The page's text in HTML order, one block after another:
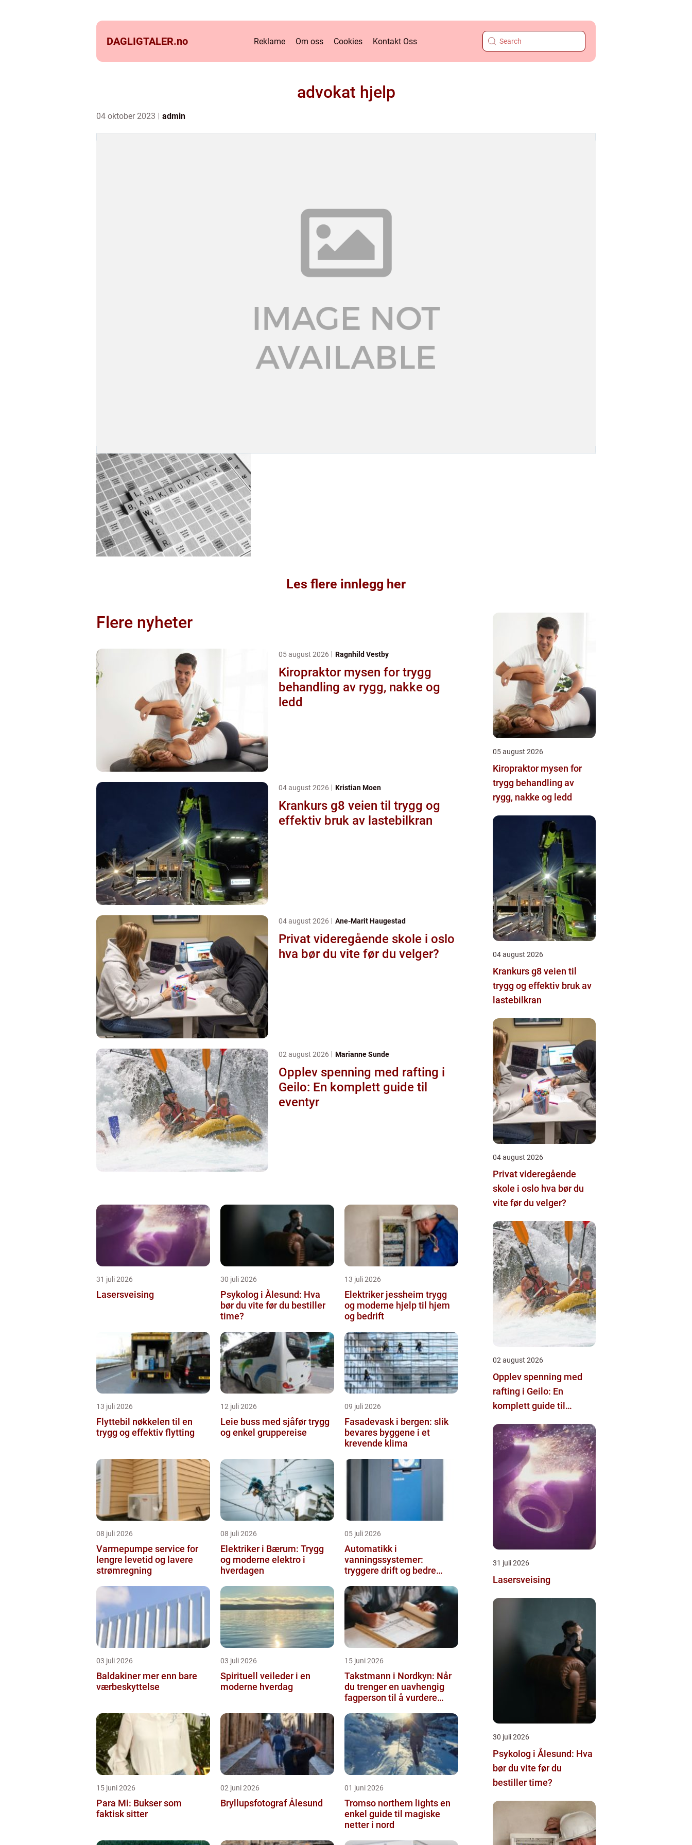
DAGLIGTALER.no Reklame Om oss Cookies Kontakt Oss
advokat hjelp
04 oktober 2023 admin
Les flere innlegg her
Flere nyheter
05 august 2026 Ragnhild Vestby
Kiropraktor mysen for trygg
behandling av rygg, nakke og
ledd
04 august 2026 Kristian Moen
Krankurs g8 veien til trygg og
effektiv bruk av lastebilkran
04 august 2026 Ane-Marit Haugestad
Privat videregående skole i oslo
hva bør du vite før du velger?
02 august 2026 Marianne Sunde
Opplev spenning med rafting i
Geilo: En komplett guide til
eventyr
31 juli 2026
Lasersveising
30 juli 2026
Psykolog i Ålesund: Hva
bør du vite før du bestiller
time?
13 juli 2026
Elektriker jessheim trygg
og moderne hjelp til hjem
og bedrift
13 juli 2026
Flyttebil nøkkelen til en
trygg og effektiv flytting
12 juli 2026
Leie buss med sjåfør trygg
og enkel gruppereise
09 juli 2026
Fasadevask i bergen: slik
bevares byggene i et
krevende klima
08 juli 2026
Varmepumpe service for
lengre levetid og lavere
strømregning
08 juli 2026
Elektriker i Bærum: Trygg
og moderne elektro i
hverdagen
05 juli 2026
Automatikk i
vanningssystemer:
tryggere drift og bedre
03 juli 2026
Baldakiner mer enn bare
værbeskyttelse
03 juli 2026
Spirituell veileder i en
moderne hverdag
15 juni 2026
Takstmann i Nordkyn: Når
du trenger en uavhengig
fagperson til å vurdere
15 juni 2026
Para Mi: Bukser som
faktisk sitter
02 juni 2026
Bryllupsfotograf Ålesund
01 juni 2026
Tromso northern lights en
enkel guide til magiske
netter i nord
05 august 2026
Kiropraktor mysen for
trygg behandling av
rygg, nakke og ledd
04 august 2026
Krankurs g8 veien til
trygg og effektiv bruk av
lastebilkran
04 august 2026
Privat videregående
skole i oslo hva bør du
vite før du velger?
02 august 2026
Opplev spenning med
rafting i Geilo: En
komplett guide til
31 juli 2026
Lasersveising
30 juli 2026
Psykolog i Ålesund: Hva
bør du vite før du
bestiller time?